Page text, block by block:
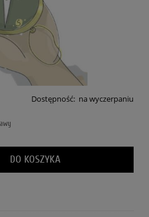
Dostępność: na wyczerpaniu
DO KOSZYKA